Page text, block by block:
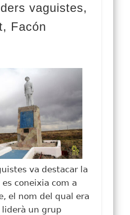
vaguistes,
Facón
va destacar la
coneixia com a
el nom del qual era
liderà un grup